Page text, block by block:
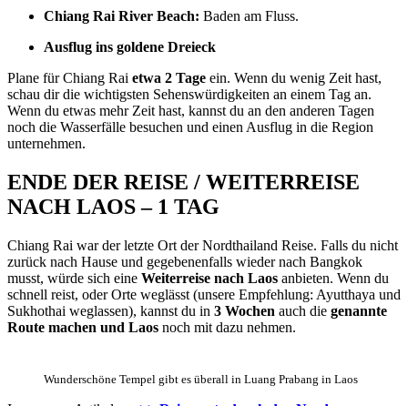
Chiang Rai River Beach: Baden am Fluss.
Ausflug ins goldene Dreieck
Plane für Chiang Rai etwa 2 Tage ein. Wenn du wenig Zeit hast,
schau dir die wichtigsten Sehenswürdigkeiten an einem Tag an.
Wenn du etwas mehr Zeit hast, kannst du an den anderen Tagen
noch die Wasserfälle besuchen und einen Ausflug in die Region
unternehmen.
ENDE DER REISE / WEITERREISE
NACH LAOS – 1 TAG
Chiang Rai war der letzte Ort der Nordthailand Reise. Falls du nicht
zurück nach Hause und gegebenenfalls wieder nach Bangkok
musst, würde sich eine Weiterreise nach Laos anbieten. Wenn du
schnell reist, oder Orte weglässt (unsere Empfehlung: Ayutthaya und
Sukhothai weglassen), kannst du in 3 Wochen auch die genannte
Route machen und Laos noch mit dazu nehmen.
Wunderschöne Tempel gibt es überall in Luang Prabang in Laos